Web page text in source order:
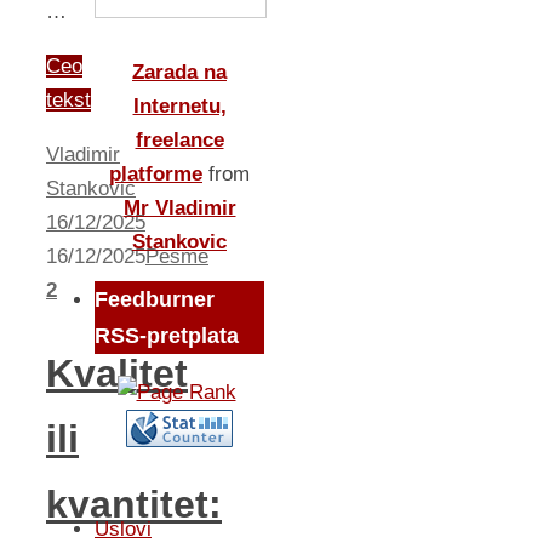
…
Ceo
tekst
Vladimir
Stankovic
16/12/2025
16/12/2025Pesme
2
Kvalitet
ili
kvantitet:
Zarada na
Internetu,
freelance
platforme from
Mr Vladimir
Stankovic
Feedburner
RSS-pretplata
Uslovi